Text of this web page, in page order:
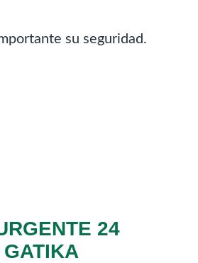
su seguridad.
24